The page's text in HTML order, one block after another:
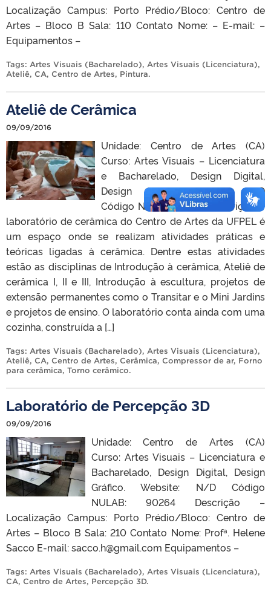
Localização Campus: Porto Prédio/Bloco: Centro de
Artes – Bloco B Sala: 110 Contato Nome: – E-mail: –
Equipamentos –
Tags: Artes Visuais (Bacharelado), Artes Visuais (Licenciatura),
Ateliê, CA, Centro de Artes, Pintura.
Ateliê de Cerâmica
09/09/2016
Unidade: Centro de Artes (CA)
Curso: Artes Visuais – Licenciatura
e Bacharelado, Design Digital,
Design Gráfico. Website: N/D
Código NULAB: 90259 Descrição O
laboratório de cerâmica do Centro de Artes da UFPEL é
um espaço onde se realizam atividades práticas e
teóricas ligadas à cerâmica. Dentre estas atividades
estão as disciplinas de Introdução à cerâmica, Ateliê de
cerâmica I, II e III, Introdução à escultura, projetos de
extensão permanentes como o Transitar e o Mini Jardins
e projetos de ensino. O laboratório conta ainda com uma
cozinha, construída a […]
Tags: Artes Visuais (Bacharelado), Artes Visuais (Licenciatura),
Ateliê, CA, Centro de Artes, Cerâmica, Compressor de ar, Forno
para cerâmica, Torno cerâmico.
Laboratório de Percepção 3D
09/09/2016
Unidade: Centro de Artes (CA)
Curso: Artes Visuais – Licenciatura e
Bacharelado, Design Digital, Design
Gráfico. Website: N/D Código
NULAB: 90264 Descrição –
Localização Campus: Porto Prédio/Bloco: Centro de
Artes – Bloco B Sala: 210 Contato Nome: Profª. Helene
Sacco E-mail: sacco.h@gmail.com Equipamentos –
Tags: Artes Visuais (Bacharelado), Artes Visuais (Licenciatura),
CA, Centro de Artes, Percepção 3D.